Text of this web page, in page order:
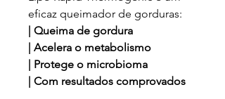
eficaz queimador de gorduras:
| Queima de gordura
| Acelera o metabolismo
| Protege o microbioma
| Com resultados comprovados